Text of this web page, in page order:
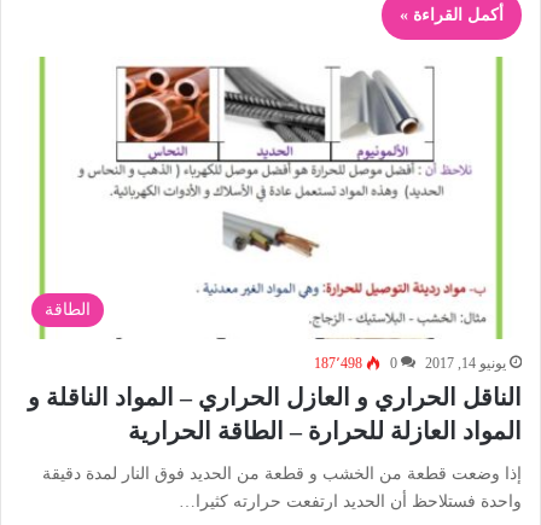
أكمل القراءة »
الطاقة
يونيو 14, 2017 0 187٬498
الناقل الحراري و العازل الحراري – المواد الناقلة و
المواد العازلة للحرارة – الطاقة الحرارية
إذا وضعت قطعة من الخشب و قطعة من الحديد فوق النار لمدة دقيقة
واحدة فستلاحظ أن الحديد ارتفعت حرارته كثيرا…